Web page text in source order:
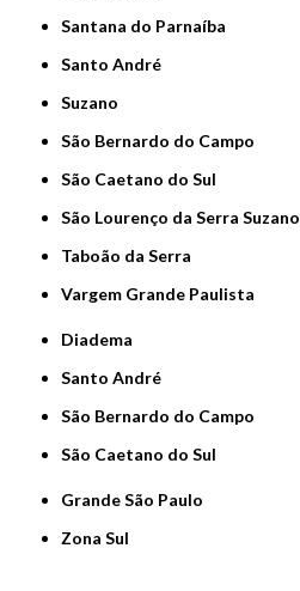
Santana do Parnaíba
Santo André
Suzano
São Bernardo do Campo
São Caetano do Sul
São Lourenço da Serra Suzano
Taboão da Serra
Vargem Grande Paulista
Diadema
Santo André
São Bernardo do Campo
São Caetano do Sul
Grande São Paulo
Zona Sul